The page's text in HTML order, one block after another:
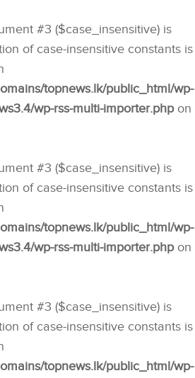
#3 ($case_insensitive) is
of case-insensitive constants is
topnews.lk/public_html/wp-
wp-rss-multi-importer.phpon
#3 ($case_insensitive) is
of case-insensitive constants is
topnews.lk/public_html/wp-
wp-rss-multi-importer.phpon
#3 ($case_insensitive) is
of case-insensitive constants is
topnews.lk/public_html/wp-